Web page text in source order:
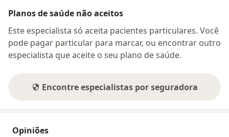
Planos de saúde não aceitos
Este especialista só aceita pacientes particulares. Você
pode pagar particular para marcar, ou encontrar outro
especialista que aceite o seu plano de saúde.
Encontre especialistas por seguradora
Opiniões